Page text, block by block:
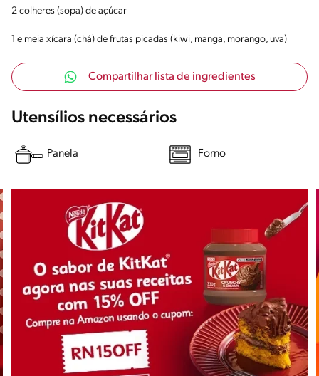
2 colheres (sopa) de açúcar
1 e meia xícara (chá) de frutas picadas (kiwi, manga, morango, uva)
Compartilhar lista de ingredientes
Utensílios necessários
Panela Forno